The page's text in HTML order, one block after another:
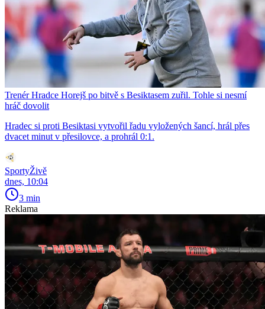
Trenér Hradce Horejš po bitvě s Besiktasem zuřil. Tohle si nesmí
hráč dovolit
Hradec si proti Besiktasi vytvořil řadu vyložených šancí, hrál přes
dvacet minut v přesilovce, a prohrál 0:1.
SportyŽivě
dnes, 10:04
3 min
Reklama